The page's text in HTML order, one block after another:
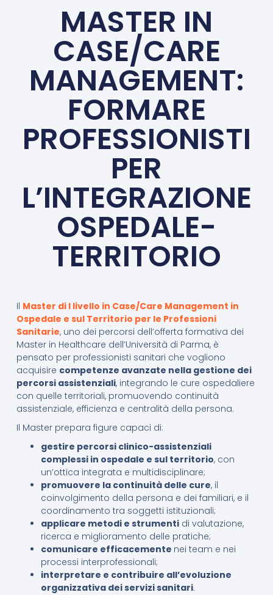
MASTER IN
CASE/CARE
MANAGEMENT:
FORMARE
PROFESSIONISTI
PER
L’INTEGRAZIONE
OSPEDALE-
TERRITORIO
Il Master di I livello in Case/Care Management in
Ospedale e sul Territorio per le Professioni
Sanitarie, uno dei percorsi dell’offerta formativa dei
Master in Healthcare dell’Università di Parma, è
pensato per professionisti sanitari che vogliono
acquisire competenze avanzate nella gestione dei
percorsi assistenziali, integrando le cure ospedaliere
con quelle territoriali, promuovendo continuità
assistenziale, efficienza e centralità della persona.
Il Master prepara figure capaci di:
gestire percorsi clinico-assistenziali
complessi in ospedale e sul territorio, con
un’ottica integrata e multidisciplinare;
promuovere la continuità delle cure, il
coinvolgimento della persona e dei familiari, e il
coordinamento tra soggetti istituzionali;
applicare metodi e strumentidi valutazione,
ricerca e miglioramento delle pratiche;
comunicare efficacemente nei team e nei
processi interprofessionali;
interpretare e contribuire all’evoluzione
organizzativa dei servizi sanitari.